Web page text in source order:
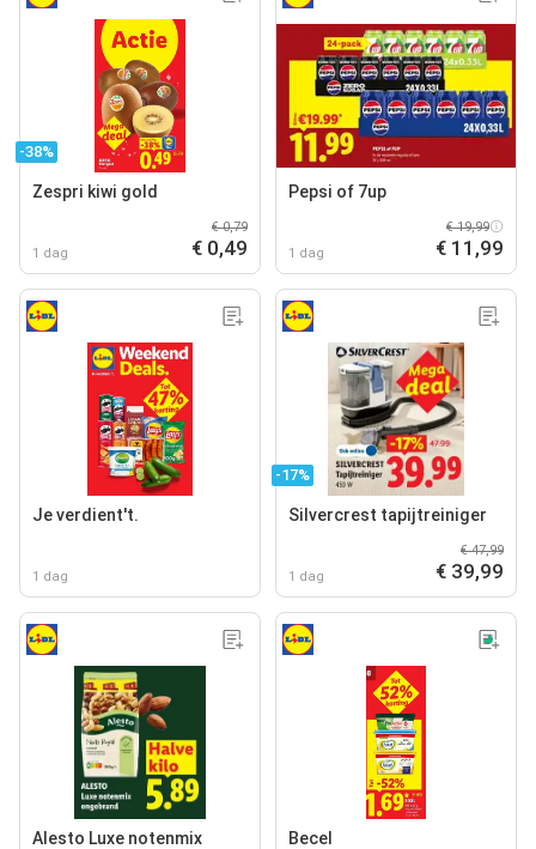
-38%
Zespri kiwi gold
1 dag
€ 0,79
€ 0,49
Pepsi of 7up
1 dag
€ 19,99
€ 11,99
Je verdient't.
1 dag
-17%
Silvercrest tapijtreiniger
1 dag
€ 47,99
€ 39,99
Alesto Luxe notenmix Becel